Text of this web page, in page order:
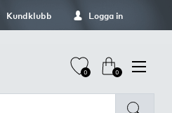
Kundklubb Logga in
0 0